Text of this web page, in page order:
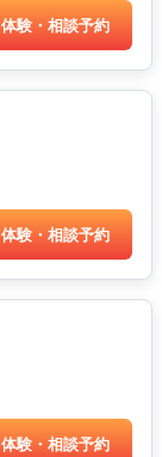
体験・相談予約
体験・相談予約
体験・相談予約